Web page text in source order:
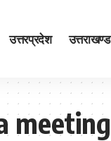
उत्तरप्रदेश उत्तराखण्ड
meeting